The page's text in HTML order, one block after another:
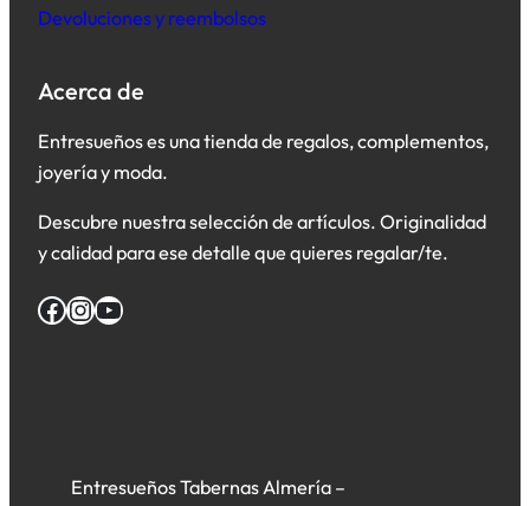
Devoluciones y reembolsos
Acerca de
Entresueños es una tienda de regalos, complementos,
joyería y moda.
Descubre nuestra selección de artículos. Originalidad
y calidad para ese detalle que quieres regalar/te.
Facebook InstagramYouTube
Entresueños Tabernas Almería –